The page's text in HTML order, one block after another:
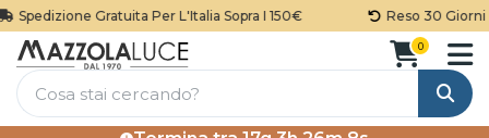
Spedizione Gratuita Per L'Italia Sopra I 150€ Reso 30 Giorni
Cerca
0